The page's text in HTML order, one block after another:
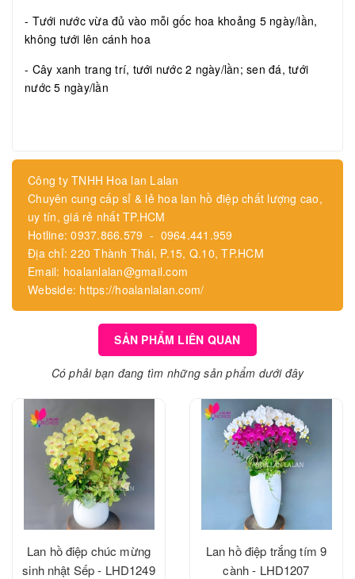
- Tưới nước vừa đủ vào mỗi gốc hoa khoảng 5 ngày/lần,
không tưới lên cánh hoa
- Cây xanh trang trí, tưới nước 2 ngày/lần; sen đá, tưới
nước 5 ngày/lần
Công ty TNHH Hoa lan Lalan
Chuyên cung cấp sỉ & lẻ hoa lan hồ điệp chất lượng cao,
uy tín, giá rẻ nhất TP.HCM
Hotline: 0937.866.579 - 0964.441.959
Địa chỉ: 220 Thành Thái, P.15, Q.10, TP.HCM
Email: hoalanlalan@gmail.com
Webside: https://hoalanlalan.com/
SẢN PHẨM LIÊN QUAN
Có phải bạn đang tìm những sản phẩm dưới đây
Lan hồ điệp chúc mừng
sinh nhật Sếp - LHD1249
Lan hồ điệp trắng tím 9
cành - LHD1207